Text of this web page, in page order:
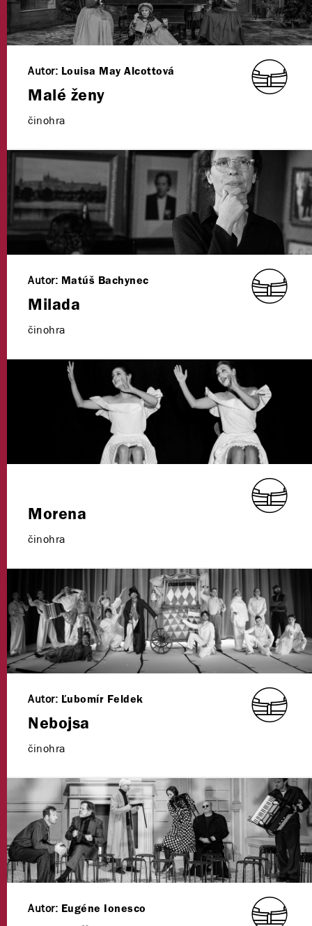
Autor: Louisa May Alcottová
Malé ženy
činohra
Autor: Matúš Bachynec
Milada
činohra
Morena
činohra
Autor: Ľubomír Feldek
Nebojsa
činohra
Autor: Eugéne Ionesco